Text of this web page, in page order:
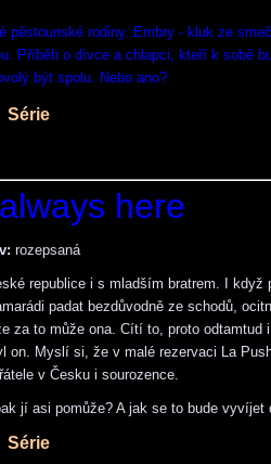
pěstounské rodiny. Embry - kluk ze
Příběh o dívce a chlapci, kteří k sobě
být spolu. Nebo ano?
Série
here
rozepsaná
republice i s mladším bratrem. I když
padat bezdůvodně ze schodů,
za to může ona. Cítí to, proto odtamtud
on. Myslí si, že v malé rezervaci La
v Česku i sourozence.
jí asi pomůže? A jak se to bude vyvíjet
Série